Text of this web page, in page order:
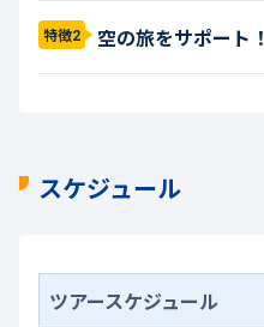
特徴2 空の旅をサポート！
スケジュール
ツアースケジュール